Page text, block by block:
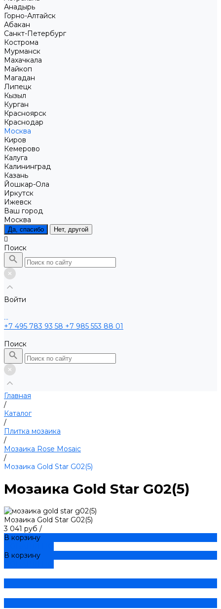
Анадырь
Горно-Алтайск
Абакан
Санкт-Петербург
Кострома
Мурманск
Махачкала
Майкоп
Магадан
Липецк
Кызыл
Курган
Красноярск
Краснодар
Москва
Киров
Кемерово
Калуга
Калининград
Казань
Йошкар-Ола
Иркутск
Ижевск
Ваш город
Москва
Да, спасибо Нет, другой
Поиск
Войти
...
+7 495 783 93 58 +7 985 553 88 01
Поиск
Главная
/
Каталог
/
Плитка мозаика
/
Мозаика Rose Mosaic
/
Мозаика Gold Star G02(5)
Мозаика Gold Star G02(5)
Мозаика Gold Star G02(5)
3 041 руб /
В корзину
В корзину